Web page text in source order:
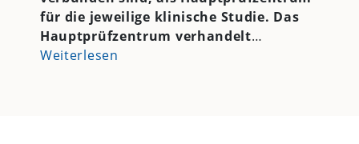
für die jeweilige klinische Studie. Das
Hauptprüfzentrum verhandelt…
Weiterlesen